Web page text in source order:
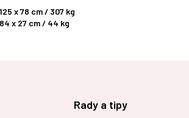
x 78 cm / 307 kg
x 27 cm / 44 kg
Rady a tipy